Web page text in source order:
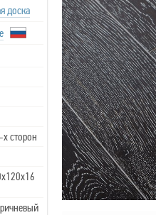
доска
сторон